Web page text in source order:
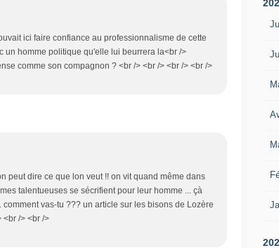
ici faire confiance au professionnalisme de cette
un homme politique qu'elle lui beurrera la<br />
comme son compagnon ? <br /> <br /> <br /> <br />
peut dire ce que lon veut !! on vit quand même dans
talentueuses se sécrifient pour leur homme ... çà
vas-tu ??? un article sur les bisons de Lozère
<br /> <br />